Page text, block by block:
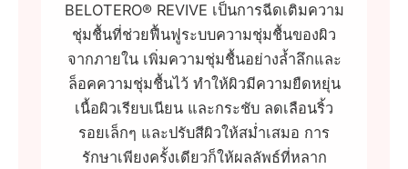
BELOTERO® REVIVE เป็นการฉีดเติมความ
ชุ่มชื้นที่ช่วยฟื้นฟูระบบความชุ่มชื้นของผิว
จากภายใน เพิ่มความชุ่มชื้นอย่างล้ำลึกและ
ล็อคความชุ่มชื้นไว้ ทำให้ผิวมีความยืดหยุ่น
เนื้อผิวเรียบเนียน และกระชับ ลดเลือนริ้ว
รอยเล็กๆ และปรับสีผิวให้สม่ำเสมอ การ
รักษาเพียงครั้งเดียวก็ให้ผลลัพธ์ที่หลาก